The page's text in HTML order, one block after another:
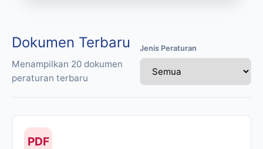
Dokumen Terbaru
Menampilkan 20 dokumen
peraturan terbaru
Jenis Peraturan
PDF